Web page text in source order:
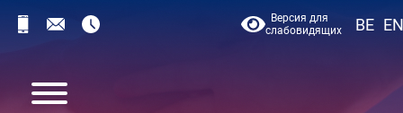
Версия для
слабовидящих
BE EN